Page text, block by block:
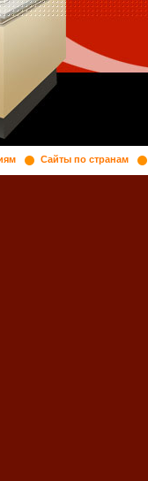
Сайты по странам